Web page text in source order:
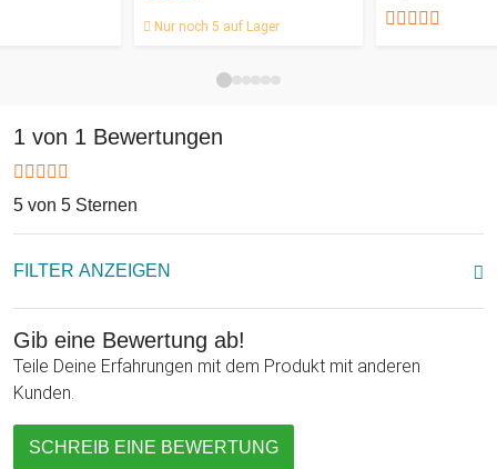
Nur noch 5 auf Lager
1 von 1 Bewertungen
5 von 5 Sternen
FILTER ANZEIGEN
Gib eine Bewertung ab!
Teile Deine Erfahrungen mit dem Produkt mit anderen
Kunden.
SCHREIB EINE BEWERTUNG